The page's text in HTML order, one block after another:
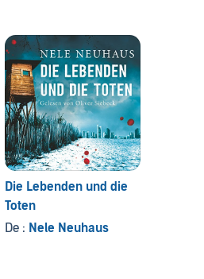
Die Lebenden und die
Toten
De : Nele Neuhaus